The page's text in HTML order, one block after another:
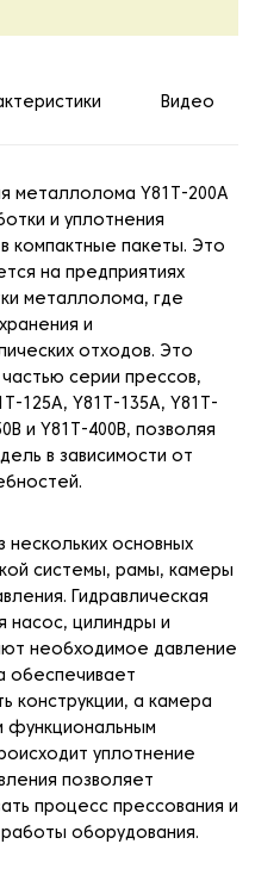
Видео
металлолома Y81T-200A
и уплотнения
компактные пакеты. Это
на предприятиях
металлолома, где
и
отходов. Это
серии прессов,
125A, Y81T-135A, Y81T-
и Y81T-400B, позволяя
в зависимости от
нескольких основных
системы, рамы, камеры
Гидравлическая
насос, цилиндры и
необходимое давление
обеспечивает
конструкции, а камера
функциональным
уплотнение
позволяет
процесс прессования и
оборудования.